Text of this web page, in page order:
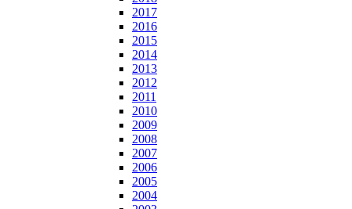
2017
2016
2015
2014
2013
2012
2011
2010
2009
2008
2007
2006
2005
2004